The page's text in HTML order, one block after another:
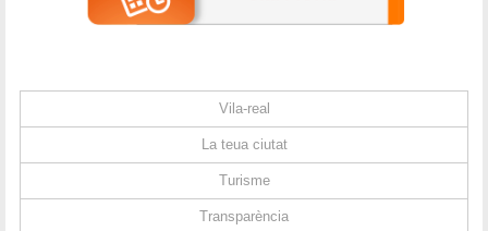
Vila-real
La teua ciutat
Turisme
Transparència